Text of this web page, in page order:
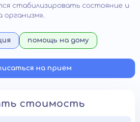
стабилизировать состояние и
организм».
помощь на дому
на прием
стоимость